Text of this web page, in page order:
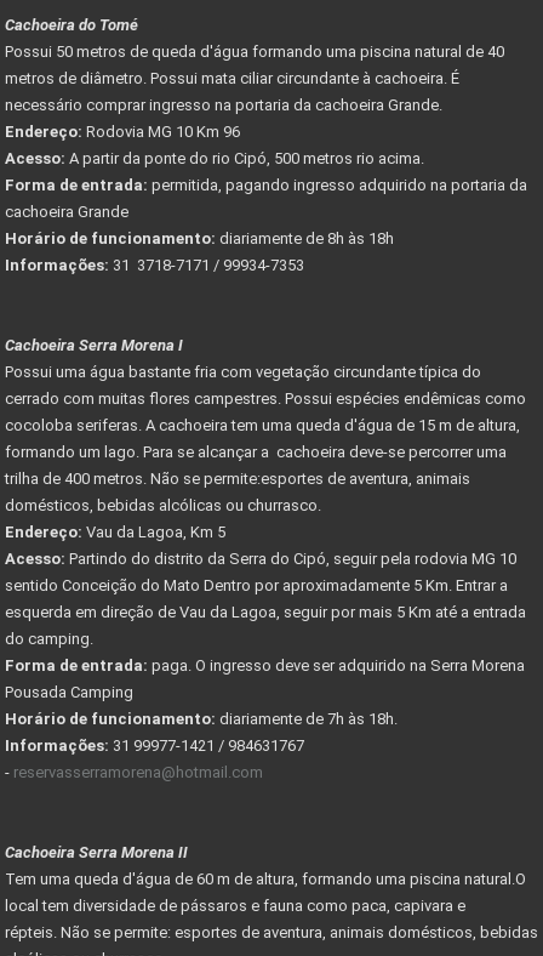
Cachoeira do Tomé
Possui 50 metros de queda d'água formando uma piscina natural de 40
metros de diâmetro. Possui mata ciliar circundante à cachoeira. É
necessário comprar ingresso na portaria da cachoeira Grande.
Endereço: Rodovia MG 10 Km 96
Acesso: A partir da ponte do rio Cipó, 500 metros rio acima.
Forma de entrada: permitida, pagando ingresso adquirido na portaria da
cachoeira Grande
Horário de funcionamento: diariamente de 8h às 18h
Informações: 31 3718-7171 / 99934-7353
Cachoeira Serra Morena I
Possui uma água bastante fria com vegetação circundante típica do
cerrado com muitas flores campestres. Possui espécies endêmicas como
cocoloba seriferas. A cachoeira tem uma queda d'água de 15 m de altura,
formando um lago. Para se alcançar a cachoeira deve-se percorrer uma
trilha de 400 metros. Não se permite:esportes de aventura, animais
domésticos, bebidas alcólicas ou churrasco.
Endereço: Vau da Lagoa, Km 5
Acesso: Partindo do distrito da Serra do Cipó, seguir pela rodovia MG 10
sentido Conceição do Mato Dentro por aproximadamente 5 Km. Entrar a
esquerda em direção de Vau da Lagoa, seguir por mais 5 Km até a entrada
do camping.
Forma de entrada: paga. O ingresso deve ser adquirido na Serra Morena
Pousada Camping
Horário de funcionamento: diariamente de 7h às 18h.
Informações: 31 99977-1421 / 984631767
- reservasserramorena@hotmail.com
Cachoeira Serra Morena II
Tem uma queda d'água de 60 m de altura, formando uma piscina natural.O
local tem diversidade de pássaros e fauna como paca, capivara e
répteis. Não se permite: esportes de aventura, animais domésticos, bebidas